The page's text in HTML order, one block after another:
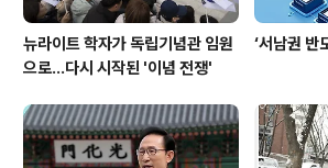
뉴라이트 학자가 독립기념관 임원
으로…다시 시작된 '이념 전쟁'
‘서남권 반